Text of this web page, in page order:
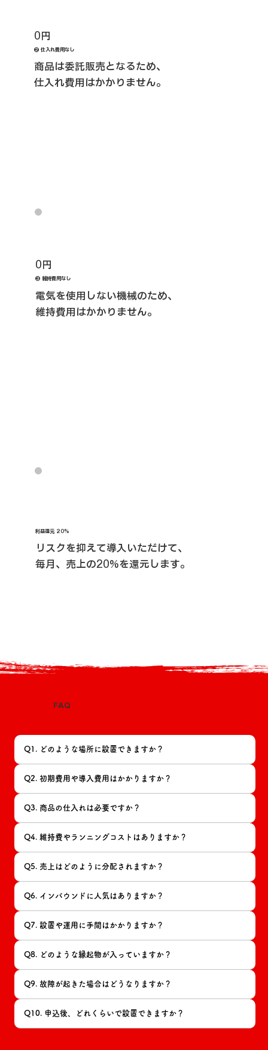
0円
❷ 仕入れ費用なし
商品は委託販売となるため、
仕入れ費用はかかりません。
0円
❸ 維持費用なし
電気を使用しない機械のため、
維持費用はかかりません。
利益還元 20%
リスクを抑えて導入いただけて、
毎月、売上の20%を還元します。
FAQ
Q1. どのような場所に設置できますか？
Q2. 初期費用や導入費用はかかりますか？
Q3. 商品の仕入れは必要ですか？
Q4. 維持費やランニングコストはありますか？
Q5. 売上はどのように分配されますか？
Q6. インバウンドに人気はありますか？
Q7. 設置や運用に手間はかかりますか？
Q8. どのような縁起物が入っていますか？
Q9. 故障が起きた場合はどうなりますか？
Q10. 申込後、どれくらいで設置できますか？